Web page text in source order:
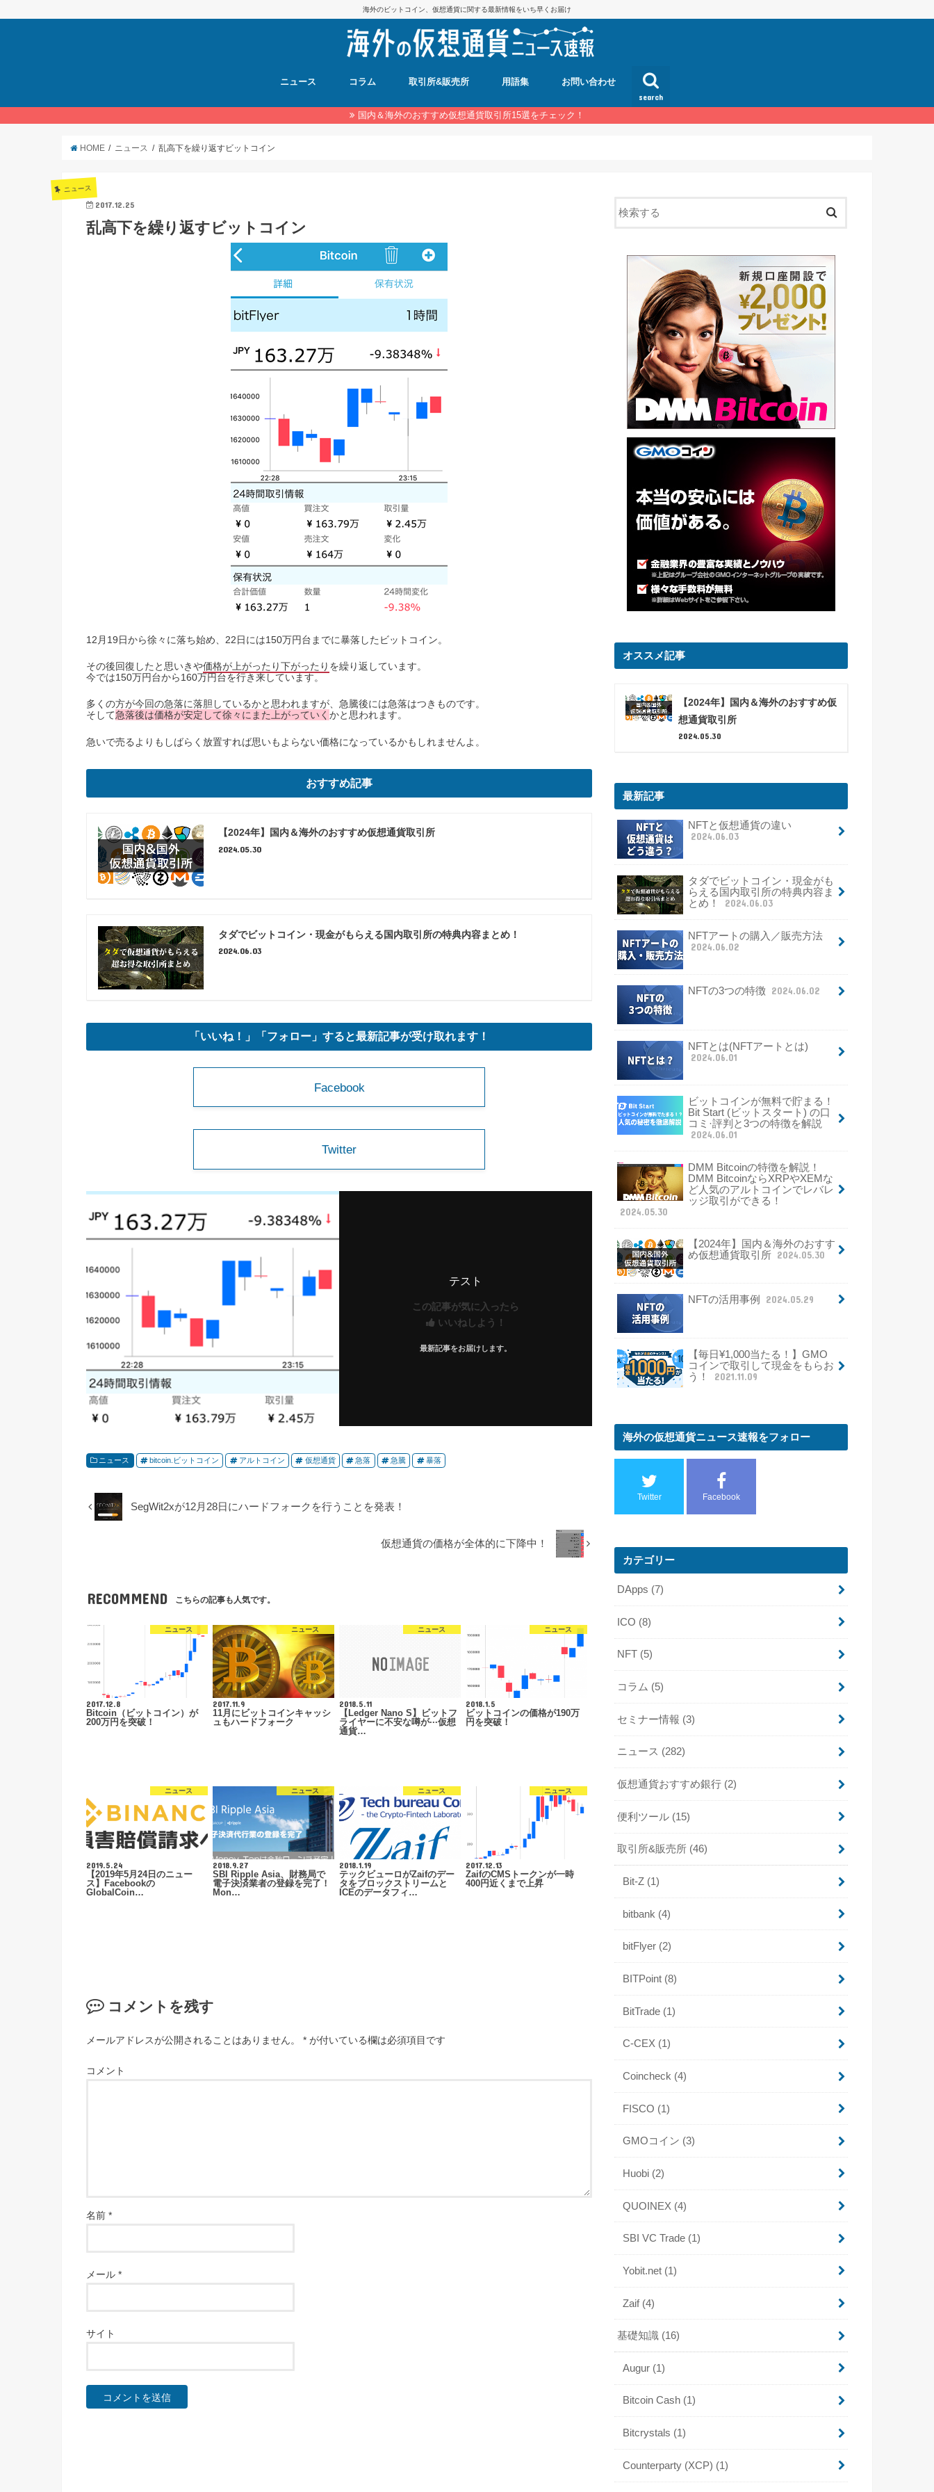
海外のビットコイン、仮想通貨に関する最新情報をいち早くお届け
search
ニュース コラム 取引所&販売所 用語集 お問い合わせ
国内＆海外のおすすめ仮想通貨取引所15選をチェック！
HOME ニュース 乱高下を繰り返すビットコイン
ニュース
2017.12.25
乱高下を繰り返すビットコイン
12月19日から徐々に落ち始め、22日には150万円台までに暴落したビットコイン。
その後回復したと思いきや価格が上がったり下がったり を繰り返しています。
今では150万円台から160万円台を行き来しています。
多くの方が今回の急落に落胆しているかと思われますが、急騰後には急落はつきものです。
そして急落後は価格が安定して徐々にまた上がっていく かと思われます。
急いで売るよりもしばらく放置すれば思いもよらない価格になっているかもしれませんよ。
おすすめ記事
【2024年】国内＆海外のおすすめ仮想通貨取引所
2024.05.30
タダでビットコイン・現金がもらえる国内取引所の特典内容まとめ！
2024.06.03
「いいね！」「フォロー」すると最新記事が受け取れます！
Facebook
Twitter
テスト
この記事が気に入ったら
いいねしよう！
最新記事をお届けします。
ニュース bitcoin.ビットコイン アルトコイン 仮想通貨 急落 急騰 暴落
SegWit2xが12月28日にハードフォークを行うことを発表！
仮想通貨の価格が全体的に下降中！
RECOMMEND こちらの記事も人気です。
ニュース
2017.12.8
Bitcoin（ビットコイン）が
200万円を突破！
ニュース
2017.11.9
11月にビットコインキャッシ
ュもハードフォーク
ニュース
2018.5.11
【Ledger Nano S】ビットフ
ライヤーに不安な噂が···仮想
通貨…
ニュース
2018.1.5
ビットコインの価格が190万
円を突破！
ニュース
2019.5.24
【2019年5月24日のニュー
ス】Facebookの
GlobalCoin…
ニュース
2018.9.27
SBI Ripple Asia、財務局で
電子決済業者の登録を完了！
Mon…
ニュース
2018.1.19
テックビューロがZaifのデー
タをブロックストリームと
ICEのデータフィ…
ニュース
2017.12.13
ZaifのCMSトークンが一時
400円近くまで上昇
コメントを残す
メールアドレスが公開されることはありません。 * が付いている欄は必須項目です
コメント
名前 *
メール *
サイト
オススメ記事
【2024年】国内＆海外のおすすめ仮
想通貨取引所
2024.05.30
最新記事
NFTと仮想通貨の違い
2024.06.03
タダでビットコイン・現金がも
らえる国内取引所の特典内容ま
とめ！
2024.06.03
NFTアートの購入／販売方法
2024.06.02
NFTの3つの特徴 2024.06.02
NFTとは(NFTアートとは)
2024.06.01
ビットコインが無料で貯まる！
Bit Start (ビットスタート) の口
コミ·評判と3つの特徴を解説
2024.06.01
DMM Bitcoinの特徴を解説！
DMM BitcoinならXRPやXEMな
ど人気のアルトコインでレバレ
ッジ取引ができる！
2024.05.30
【2024年】国内＆海外のおすす
め仮想通貨取引所 2024.05.30
NFTの活用事例 2024.05.29
【毎日¥1,000当たる！】GMO
コインで取引して現金をもらお
う！
2021.11.09
海外の仮想通貨ニュース速報をフォロー
Twitter Facebook
カテゴリー
DApps (7)
ICO (8)
NFT (5)
コラム (5)
セミナー情報 (3)
ニュース (282)
仮想通貨おすすめ銀行 (2)
便利ツール (15)
取引所&販売所 (46)
Bit-Z (1)
bitbank (4)
bitFlyer (2)
BITPoint (8)
BitTrade (1)
C-CEX (1)
Coincheck (4)
FISCO (1)
GMOコイン (3)
Huobi (2)
QUOINEX (4)
SBI VC Trade (1)
Yobit.net (1)
Zaif (4)
基礎知識 (16)
Augur (1)
Bitcoin Cash (1)
Bitcrystals (1)
Counterparty (XCP) (1)